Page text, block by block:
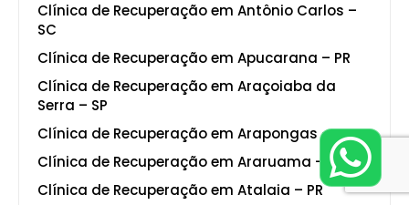
Clínica de Recuperação em Antônio Carlos –
SC
Clínica de Recuperação em Apucarana – PR
Clínica de Recuperação em Araçoiaba da
Serra – SP
Clínica de Recuperação em Arapongas – PR
Clínica de Recuperação em Araruama – RJ
Clínica de Recuperação em Atalaia – PR